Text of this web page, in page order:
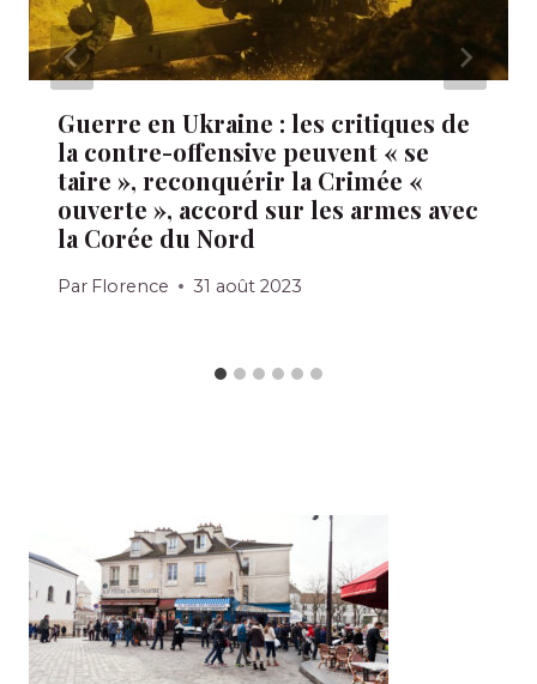
Guerre en Ukraine : les critiques de
la contre-offensive peuvent « se
taire », reconquérir la Crimée «
ouverte », accord sur les armes avec
la Corée du Nord
Par Florence 31 août 2023